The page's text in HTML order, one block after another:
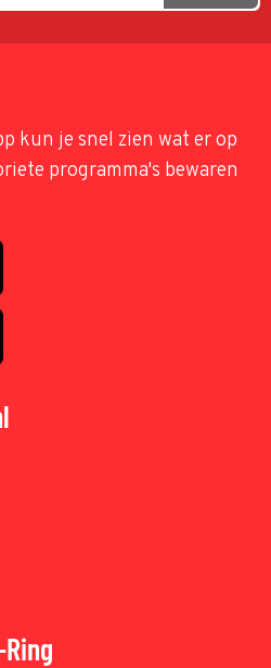
kun je snel zien wat er op
programma's bewaren